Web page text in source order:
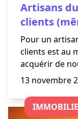
Artisans
clients
Pour un
clients est au
acquérir de
rappelleront
avez donc
stratégie
13 novembre